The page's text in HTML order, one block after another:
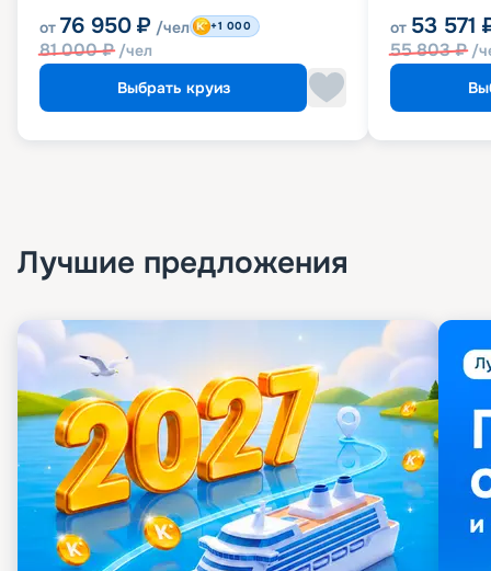
от 76 950 ₽ /чел
81 000₽ /чел
+1 000
Выбрать круиз
от 53 571
55 803₽ /
Лучшие предложения